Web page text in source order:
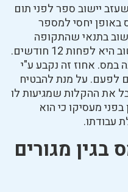
יישוב ספר לפני תום
יחסי למספר
בתנאי שהתקופה
12 חודשים.
במס. אחוז זה נקבע ע"י
לפעם. על מנת להבטיח
את ההקלות שמגיעות לו
מעסיקו כי הוא
עבודתו.
בגין מגורים